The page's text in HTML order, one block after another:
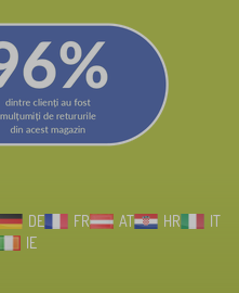
DE FR AT HR
IT
IE